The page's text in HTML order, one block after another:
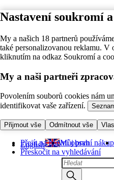
Nastavení soukromí
My a našich 18 partnerů
také personalizovanou reklamu. V
kliknutím na odkaz Soukromí a
My a naši partneři
Povolením souborů cookies nám
identifikovat vaše zařízení.
Přijmout vše Odmítnout vše
Přejít na hlavní obsah
Přeskočit na vyhledávání
English Můj první nákup